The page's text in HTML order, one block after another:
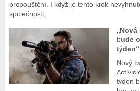
propouštění. I když je tento krok
společnosti,
„Nová
bude
týden“
Nový
týden